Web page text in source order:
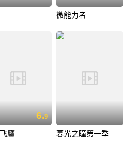
微能力者
6.9
鹰 暮光之瞳第一季